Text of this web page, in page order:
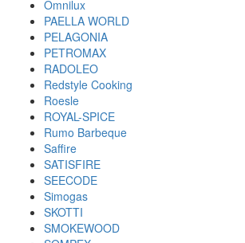
Omnilux
PAELLA WORLD
PELAGONIA
PETROMAX
RADOLEO
Redstyle Cooking
Roesle
ROYAL-SPICE
Rumo Barbeque
Saffire
SATISFIRE
SEECODE
Simogas
SKOTTI
SMOKEWOOD